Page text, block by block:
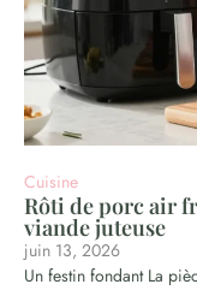
Cuisine
Rôti de porc air
viande juteuse
juin 13, 2026
Un festin fondant La